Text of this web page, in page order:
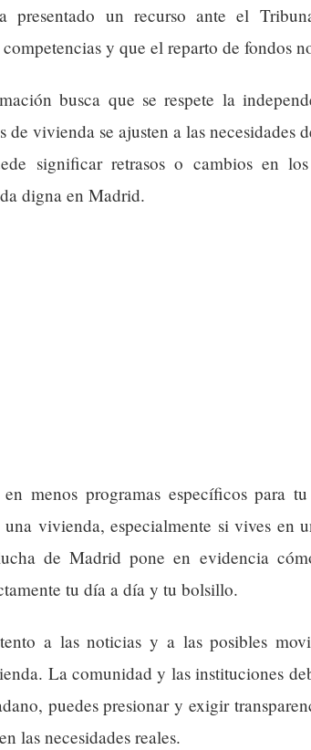
un recurso ante el
y que el reparto de fondos
busca que se respete la
vivienda se ajusten a las necesidades
significar retrasos o cambios en
digna en Madrid.
menos programas específicos para
vivienda, especialmente si vives en
de Madrid pone en evidencia
tu día a día y tu bolsillo.
a las noticias y a las posibles
La comunidad y las instituciones
puedes presionar y exigir
las necesidades reales.